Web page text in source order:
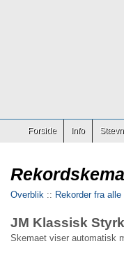
Forside Info
Overblik :: Rekorder fra alle
JM Klassisk
Skemaet viser automatisk